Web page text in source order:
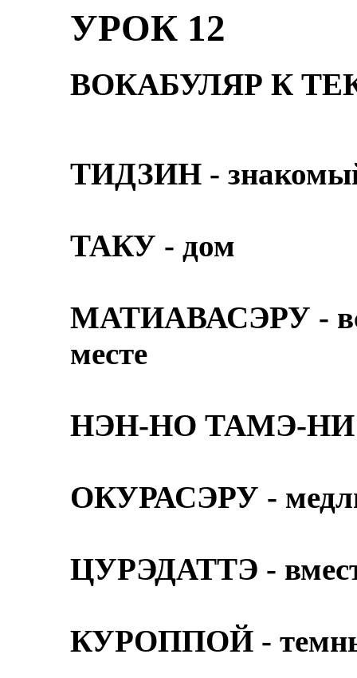
УРОК 12
ВОКАБУЛЯР К
ТИДЗИН -
ТАКУ - дом
МАТИАВАСЭРУ -
месте
НЭН-НО ТАМЭ-НИ -
ОКУРАСЭРУ -
ЦУРЭДАТТЭ -
КУРОППОЙ -